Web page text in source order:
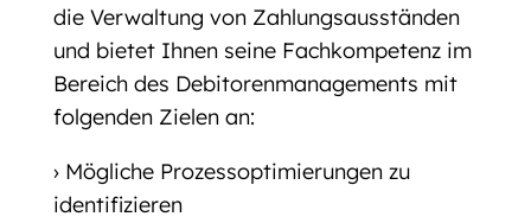
die Verwaltung von Zahlungsausständen
und bietet Ihnen seine Fachkompetenz im
Bereich des Debitorenmanagements mit
folgenden Zielen an:
› Mögliche Prozessoptimierungen zu
identifizieren